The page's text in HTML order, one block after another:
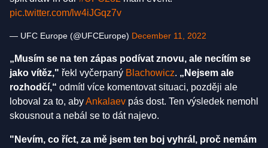
pic.twitter.com/lw4iJGqz7v
— UFC Europe (@UFCEurope) December 11, 2022
„Musím se na ten zápas podívat znovu, ale necítím se
jako vítěz," řekl vyčerpaný Blachowicz. „Nejsem ale
rozhodčí,“ odmítl více komentovat situaci, později ale
loboval za to, abyAnkalaev pás dost. Ten výsledek nemohl
skousnout a nebál se to dát najevo.
"Nevím, co říct, za mě jsem ten boj vyhrál, proč nemám